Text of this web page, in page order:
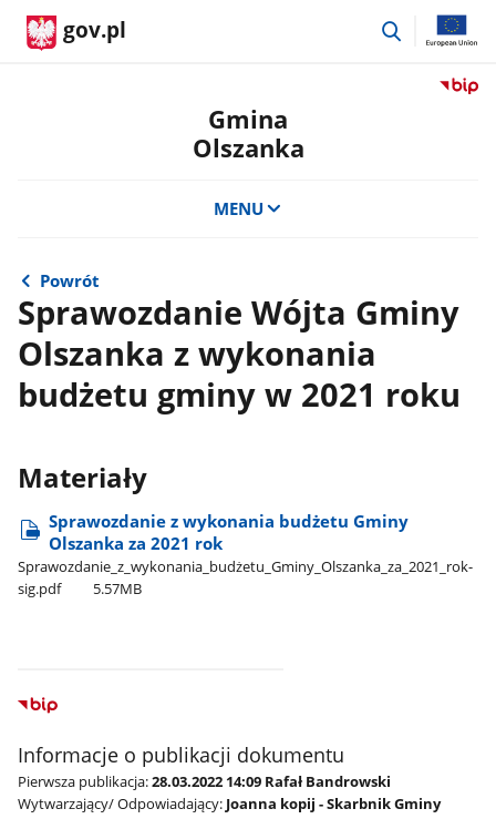
gov.pl
przejdź
Przejdź
Gmina
Olszanka
MENU
Powrót
Sprawozdanie Wójta Gminy
Olszanka z wykonania
budżetu gminy w 2021 roku
Materiały
Sprawozdanie z wykonania budżetu Gminy
Olszanka za 2021 rok
Sprawozdanie​_z​_wykonania​_budżetu​_Gminy​_Olszanka​_za​_2021​_rok-
sig.pdf
5.57MB
Informacje o publikacji dokumentu
Pierwsza publikacja:28.03.2022 14:09 Rafał Bandrowski
Wytwarzający/ Odpowiadający: Joanna kopij - Skarbnik Gminy